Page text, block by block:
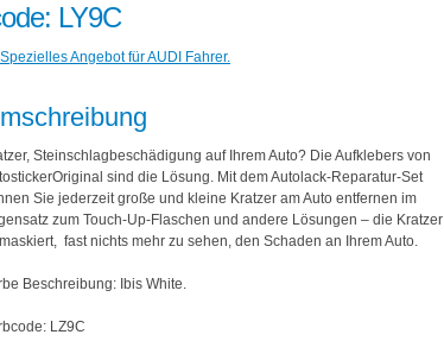
LY9C
Angebot für AUDI Fahrer.
Steinschlagbeschädigung auf Ihrem Auto? Die Aufklebers von
sind die Lösung. Mit dem Autolack-Reparatur-Set
Sie jederzeit große und kleine Kratzer am Auto entfernen im
zum Touch-Up-Flaschen und andere Lösungen – die Kratzer
fast nichts mehr zu sehen, den Schaden an Ihrem Auto.
Beschreibung: Ibis White.
LZ9C